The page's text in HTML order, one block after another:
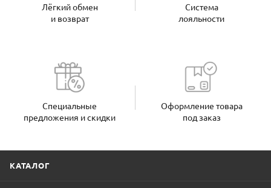
Лёгкий обмен
и возврат
Система
лояльности
Специальные
предложения и скидки
Оформление товара
под заказ
КАТАЛОГ